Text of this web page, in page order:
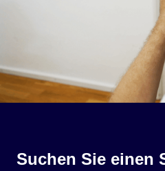
Suchen Sie einen